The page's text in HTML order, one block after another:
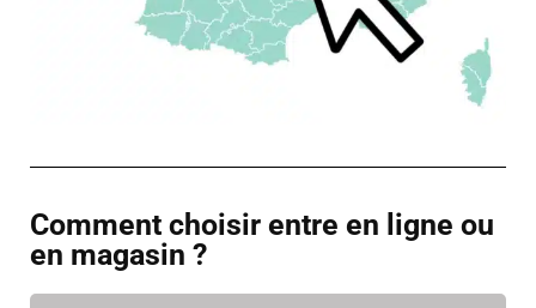
Comment choisir entre en ligne ou
en magasin ?